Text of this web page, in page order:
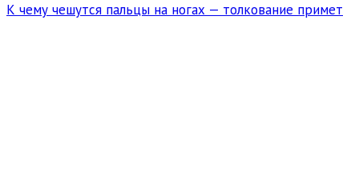
К чему чешутся пальцы на ногах — толкование примет